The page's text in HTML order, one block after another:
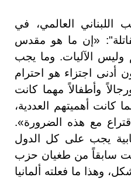
اللبناني العالمي، في
«إن ما هو مقدس
وليس الآليات. وما يجب
أدنى اجتزاء هو احترام
وأطفالاً مهما كانت
كانت أهميتهم العددية،
مع هذه الضرورة».
يجب على كل الدول
سابقاً من طغيان حزب
وهذا ما فعلته ألمانيا